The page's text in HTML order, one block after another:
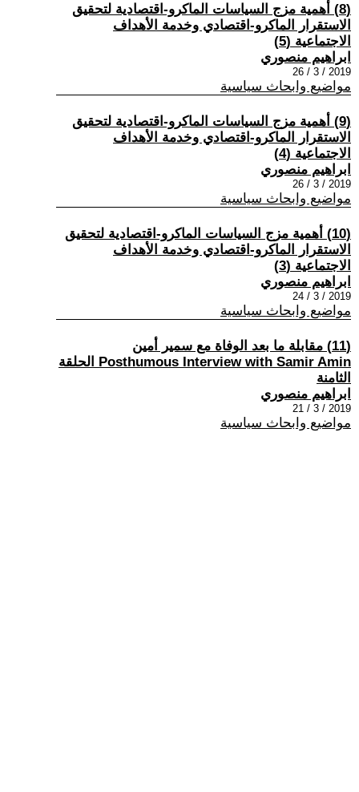
(8) أهمية مزج السياسات الماكرو-اقتصادية لتحقيق
الاستقرار الماكرو-اقتصادي وخدمة الأهداف
الاجتماعية (5)
ابراهيم منصوري
2019 / 3 / 26
مواضيع وابحاث سياسية
(9) أهمية مزج السياسات الماكرو-اقتصادية لتحقيق
الاستقرار الماكرو-اقتصادي وخدمة الأهداف
الاجتماعية (4)
ابراهيم منصوري
2019 / 3 / 26
مواضيع وابحاث سياسية
(10) أهمية مزج السياسات الماكرو-اقتصادية لتحقيق
الاستقرار الماكرو-اقتصادي وخدمة الأهداف
الاجتماعية (3)
ابراهيم منصوري
2019 / 3 / 24
مواضيع وابحاث سياسية
(11) مقابلة ما بعد الوفاة مع سمير أمين
Posthumous Interview with Samir Amin الحلقة
الثامنة
ابراهيم منصوري
2019 / 3 / 21
مواضيع وابحاث سياسية